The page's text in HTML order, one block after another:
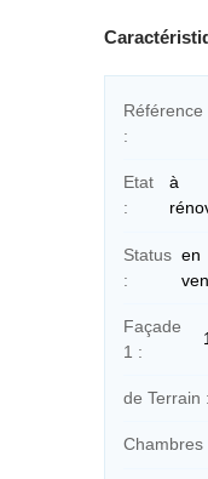
Référence
:
Etat
:
à
Status
:
en
Façade
1 :
de Terrain :
Chambres